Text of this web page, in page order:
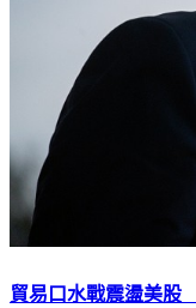
貿易口水戰震盪美